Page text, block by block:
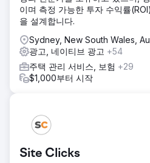
이며 측정 가능한 투자 수익률
을 설계합니다.
Sydney, New South Wales,
광고, 네이티브 광고 +54
주택 관리 서비스, 보험 +29
$1,000부터 시작
Site Clicks